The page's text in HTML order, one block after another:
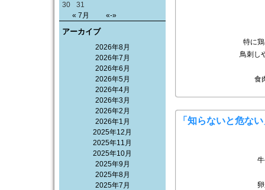
« 7月 «-»
30
31
アーカイブ
2026年8月
2026年7月
2026年6月
2026年5月
2026年4月
2026年3月
2026年2月
2026年1月
2025年12月
2025年11月
2025年10月
2025年9月
2025年8月
2025年7月
特に
鳥刺し
食
「知らないと危な